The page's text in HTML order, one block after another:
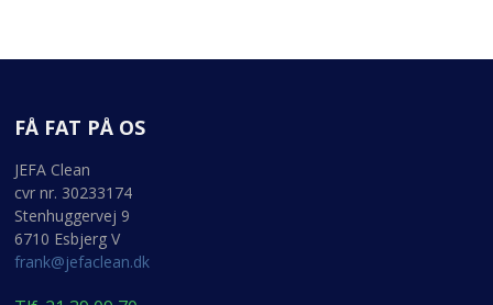
FÅ FAT PÅ OS
JEFA Clean
cvr nr. 30233174
Stenhuggervej 9
6710 Esbjerg V
frank@jefaclean.dk